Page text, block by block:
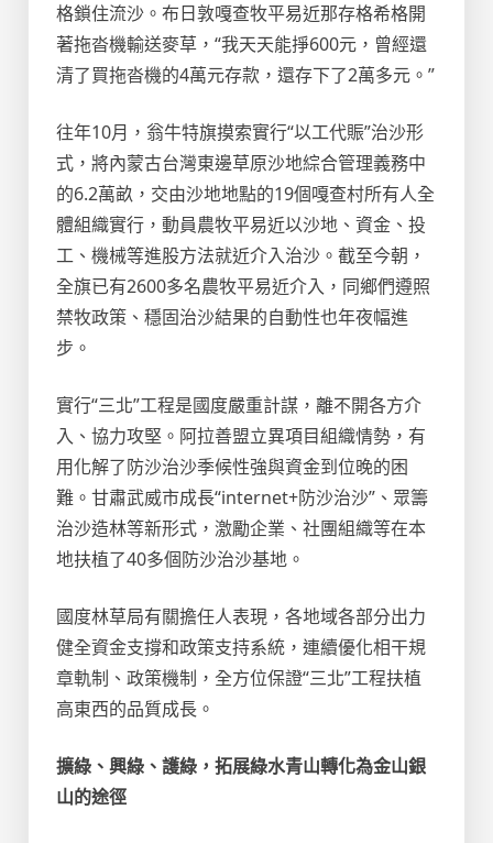
格鎖住流沙。布日敦嘎查牧平易近那存格希格開
著拖沓機輸送麥草，“我天天能掙600元，曾經還
清了買拖沓機的4萬元存款，還存下了2萬多元。”
往年10月，翁牛特旗摸索實行“以工代賑”治沙形
式，將內蒙古台灣東邊草原沙地綜合管理義務中
的6.2萬畝，交由沙地地點的19個嘎查村所有人全
體組織實行，動員農牧平易近以沙地、資金、投
工、機械等進股方法就近介入治沙。截至今朝，
全旗已有2600多名農牧平易近介入，同鄉們遵照
禁牧政策、穩固治沙結果的自動性也年夜幅進
步。
實行“三北”工程是國度嚴重計謀，離不開各方介
入、協力攻堅。阿拉善盟立異項目組織情勢，有
用化解了防沙治沙季候性強與資金到位晚的困
難。甘肅武威市成長“internet+防沙治沙”、眾籌
治沙造林等新形式，激勵企業、社團組織等在本
地扶植了40多個防沙治沙基地。
國度林草局有關擔任人表現，各地域各部分出力
健全資金支撐和政策支持系統，連續優化相干規
章軌制、政策機制，全方位保證“三北”工程扶植
高東西的品質成長。
擴綠、興綠、護綠，拓展綠水青山轉化為金山銀
山的途徑